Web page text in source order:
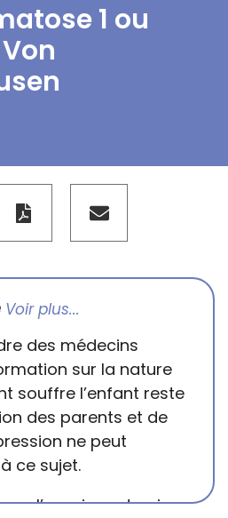
1 ou
des médecins
sur la nature
souffre l’enfant reste
des parents et de
ne peut
ce sujet.
l’enseignant puisse